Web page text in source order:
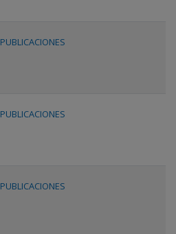
PUBLICACIONES
PUBLICACIONES
PUBLICACIONES